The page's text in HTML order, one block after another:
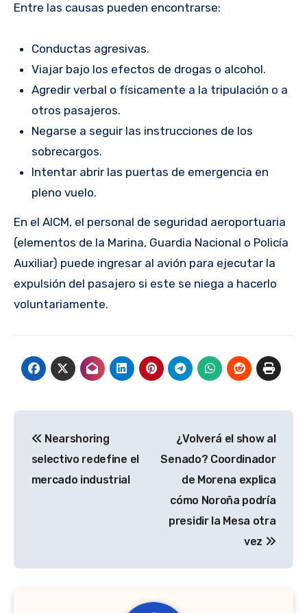
Entre las causas pueden encontrarse:
Conductas agresivas.
Viajar bajo los efectos de drogas o alcohol.
Agredir verbal o físicamente a la tripulación o a
otros pasajeros.
Negarse a seguir las instrucciones de los
sobrecargos.
Intentar abrir las puertas de emergencia en
pleno vuelo.
En el AICM, el personal de seguridad aeroportuaria
(elementos de la Marina, Guardia Nacional o Policía
Auxiliar) puede ingresar al avión para ejecutar la
expulsión del pasajero si este se niega a hacerlo
voluntariamente.
de
entradas
Nearshoring
selectivo redefine el
mercado industrial
¿Volverá el show al
Senado? Coordinador
de Morena explica
cómo Noroña podría
presidir la Mesa otra
vez